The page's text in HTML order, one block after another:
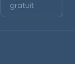
gratuit